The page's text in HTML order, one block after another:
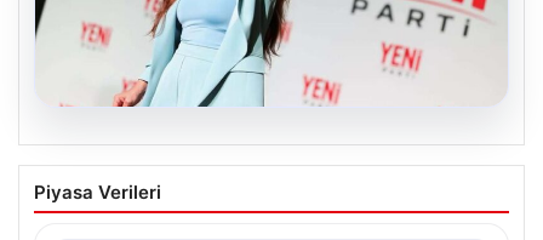
Yeni Parti Manisa İl Başkanı İlksen
Özalper Rüşvet Soruşturması
Piyasa Verileri